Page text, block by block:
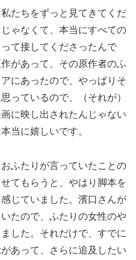
たちをずっと見てきてくだ
ゃなくて、本当にすべての
て接してくださったんで
があって、その原作者のふ
にあったので、やっぱりそ
っているので、（それが）
に映し出されたんじゃない
当に嬉しいです。
ふたりが言っていたことの
てもらうと、やはり脚本を
じていました。濱口さんが
たので、ふたりの女性のや
した。それだけで、すでに
あって、さらに追及したい